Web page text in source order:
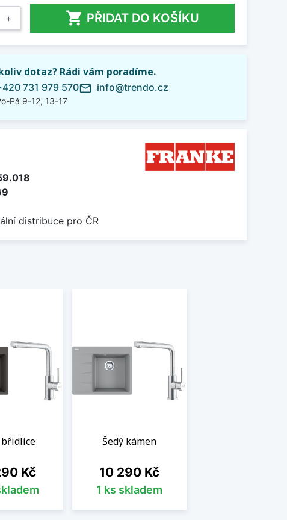
+  PŘIDAT DO KOŠÍKU
dotaz? Rádi vám poradíme.
731 979 570
Pá 9-12, 13-17
mail_outline info@trendo.cz
distribuce pro ČR
břidlice
Kč
Šedý kámen
Cena
10 290 Kč
1 ks skladem